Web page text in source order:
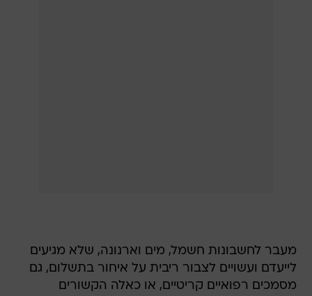
מעבר לחשבונות חשמל, מים וארנונה, שלא מגיעים
לייעדם ועשויים לצבור ריבית על איחור בתשלום, גם
מסמכים רפואיים קריטיים, או כאלה הקשורים